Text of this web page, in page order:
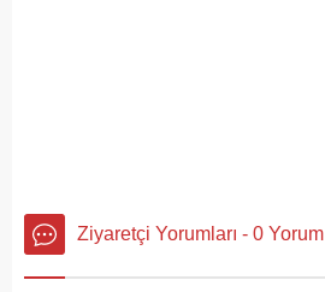
Ziyaretçi Yorumları - 0 Yorum